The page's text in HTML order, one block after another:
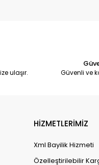
ulaşır. Güvenli ve
HİZMETLERİMİZ
Xml Bayilik Hizmeti
Özelleştirilebilir